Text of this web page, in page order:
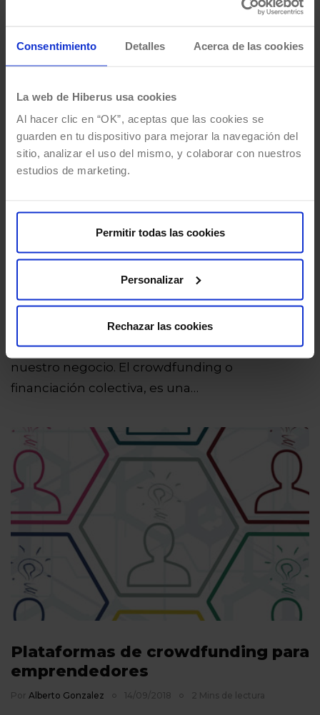
Consentimiento Detalles Acerca de las cookies
La web de Hiberus usa cookies
Al hacer clic en “OK”, aceptas que las cookies se
guarden en tu dispositivo para mejorar la navegación del
sitio, analizar el uso del mismo, y colaborar con nuestros
estudios de marketing.
Permitir todas las cookies
Personalizar
Rechazar las cookies
¿Qué tipo de crowdfunding elegir
para tu negocio?
PorAlberto Gonzalez 18/02/2019 2 Mins de lectura
En la actualidad contamos con multitud de
herramientas que nos pueden ayudar en
nuestro negocio. El crowdfunding o
financiación colectiva, es una…
Plataformas de crowdfunding para
emprendedores
Por Alberto Gonzalez 14/09/2018 2 Mins de lectura